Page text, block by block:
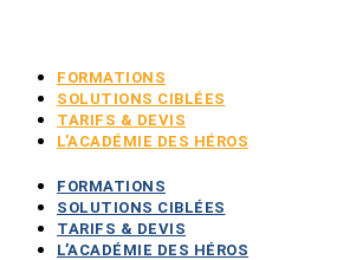
FORMATIONS
SOLUTIONS CIBLÉES
TARIFS & DEVIS
L’ACADÉMIE DES HÉROS
FORMATIONS
SOLUTIONS CIBLÉES
TARIFS & DEVIS
L’ACADÉMIE DES HÉROS